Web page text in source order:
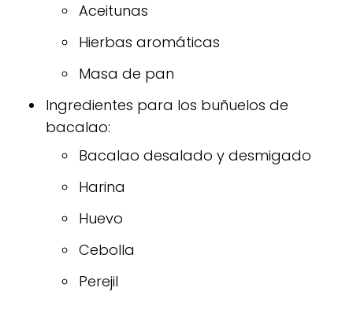
Aceitunas
Hierbas aromáticas
Masa de pan
Ingredientes para los buñuelos de
bacalao:
Bacalao desalado y desmigado
Harina
Huevo
Cebolla
Perejil